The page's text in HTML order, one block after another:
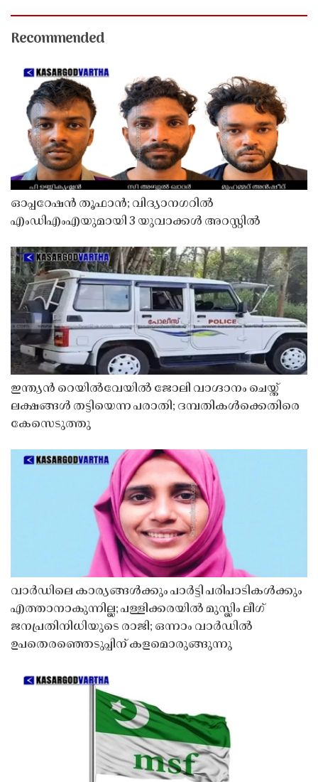
Recommended
ഓപ്പറേഷൻ തൂഫാൻ; വിദ്യാനഗറിൽ
എംഡിഎംഎയുമായി 3 യുവാക്കൾ അറസ്റ്റിൽ
ഇന്ത്യൻ റെയിൽവേയിൽ ജോലി വാഗ്ദാനം ചെയ്ത്
ലക്ഷങ്ങൾ തട്ടിയെന്ന പരാതി; ദമ്പതികൾക്കെതിരെ
കേസെടുത്തു
വാർഡിലെ കാര്യങ്ങൾക്കും പാർട്ടി പരിപാടികൾക്കും
എത്താനാകുന്നില്ല; പള്ളിക്കരയിൽ മുസ്ലിം ലീഗ്
ജനപ്രതിനിധിയുടെ രാജി; ഒന്നാം വാർഡിൽ
ഉപതെരഞ്ഞെടുപ്പിന് കളമൊരുങ്ങുന്നു